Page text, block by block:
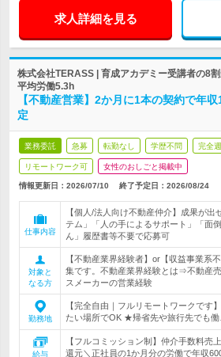
求人詳細を見る
株式会社TERASS | 育成アカデミー受講者の8
平均労働5.3h
【不動産営業】2か月に1本の契約で年
定
業務委託 急募 転勤なし 学歴不問 完全
リモートワーク可 女性のおしごと掲載中
情報更新日：2026/07/10 終了予定日： 2026/08/24
仕事内容
【個人/法人向け不動産仲介】成果が出
テム」「人の手によるサポート」「面
ん」履歴書等不要で応募可
対象と
なる方
【不動産業界経験者】or【収益事業系
集です。不動産業界経験とは⇒不動産
スメーカーの営業経験
勤務地
【完全自由｜フルリモートワークです
たい場所でOK ★帰省先や旅行先でも働
給与
【フルコミッション制】仲介手数料売
還元＼正社員の1か月分の労働で年収